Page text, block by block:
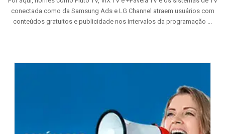
conectada como da Samsung Ads e LG Channel atraem usuários com
conteúdos gratuitos e publicidade nos intervalos da programação ...